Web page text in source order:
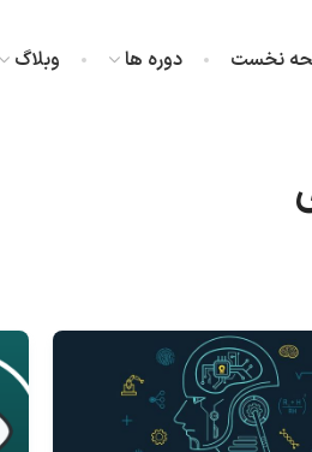
نخست دوره ها وبلاگ